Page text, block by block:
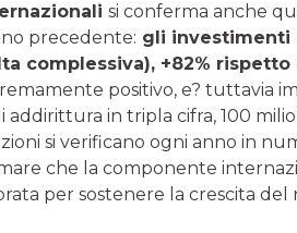
si conferma anche
precedente: gli investimenti
complessiva), +82%
positivo, e? tuttavia
in tripla cifra, 100
si verificano ogni anno in
che la componente
per sostenere la crescita del